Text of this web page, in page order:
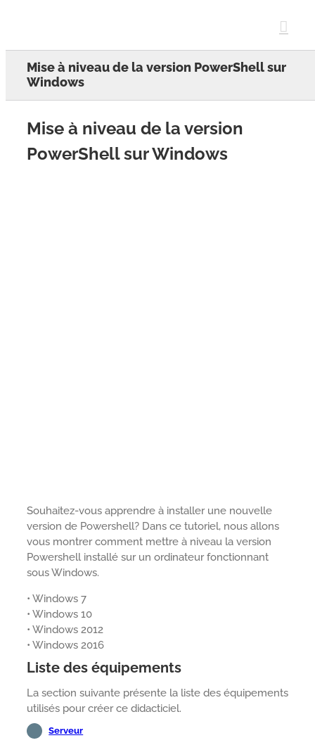
Mise à niveau de la version PowerShell sur
Windows
Mise à niveau de la version
PowerShell sur Windows
Souhaitez-vous apprendre à installer une nouvelle
version de Powershell? Dans ce tutoriel, nous allons
vous montrer comment mettre à niveau la version
Powershell installé sur un ordinateur fonctionnant
sous Windows.
• Windows 7
• Windows 10
• Windows 2012
• Windows 2016
Liste des équipements
La section suivante présente la liste des équipements
utilisés pour créer ce didacticiel.
Serveur